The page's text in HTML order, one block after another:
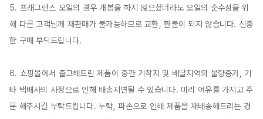
5. 프래그런스 오일의 경우 개봉을 하지 않으셨더라도 오일의 순수성을 위
해 다른 고객님께 재판매가 불가능하므로 교환, 환불이 되지 않습니다. 신중
한 구매 부탁드립니다.
6. 쇼핑몰에서 출고해드린 제품이 중간 기착지 및 배달지역의 물량증가, 기
타 택배사의 사정으로 인해 배송지연될 수 있습니다. 미리 여유를 가지고 주
문 해주시길 부탁드립니다. 누락, 파손으로 인해 제품을 재배송해드리는 경